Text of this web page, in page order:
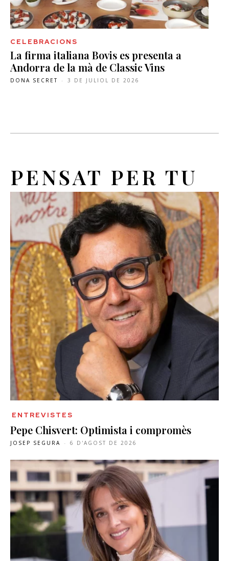
CELEBRACIONS
La firma italiana Bovis es presenta a
Andorra de la mà de Classic Vins
DONA SECRET - 3 DE JULIOL DE 2026
PENSAT PER TU
ENTREVISTES
Pepe Chisvert: Optimista i compromès
JOSEP SEGURA - 6 D'AGOST DE 2026